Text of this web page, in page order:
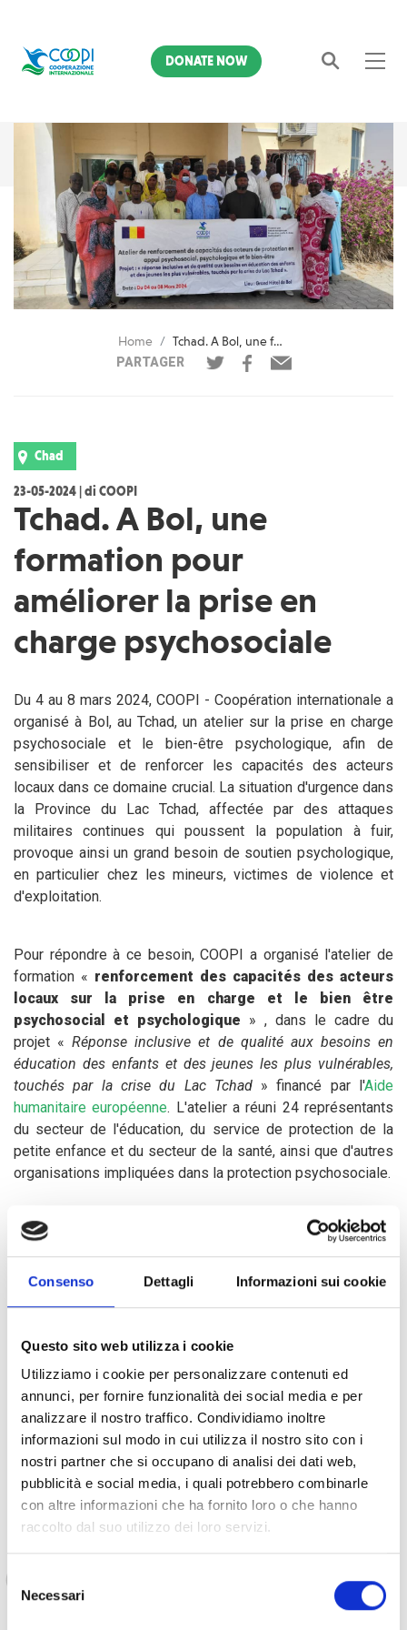
Consenso Dettagli Informazioni sui cookie
Questo sito web utilizza i cookie
Utilizziamo i cookie per personalizzare contenuti ed
annunci, per fornire funzionalità dei social media e per
analizzare il nostro traffico. Condividiamo inoltre
informazioni sul modo in cui utilizza il nostro sito con i
nostri partner che si occupano di analisi dei dati web,
pubblicità e social media, i quali potrebbero combinarle
con altre informazioni che ha fornito loro o che hanno
raccolto dal suo utilizzo dei loro servizi.
Selezione
delNecessari
Search
DONATE NOW
Home
Tchad. A Bol, une formation pour améliorer la prise en charge psychosociale
PARTAGER
Chad
23-05-2024 | di COOPI
Tchad. A Bol, une
formation pour
améliorer la prise en
charge psychosociale
Du 4 au 8 mars 2024, COOPI - Coopération internationale a
organisé à Bol, au Tchad, un atelier sur la prise en charge
psychosociale et le bien-être psychologique, afin de
sensibiliser et de renforcer les capacités des acteurs
locaux dans ce domaine crucial. La situation d'urgence dans
la Province du Lac Tchad, affectée par des attaques
militaires continues qui poussent la population à fuir,
provoque ainsi un grand besoin de soutien psychologique,
en particulier chez les mineurs, victimes de violence et
d'exploitation.
Pour répondre à ce besoin, COOPI a organisé l'atelier de
formation « renforcement des capacités des acteurs
locaux sur la prise en charge et le bien être
psychosocial et psychologique » , dans le cadre du
projet « Réponse inclusive et de qualité aux besoins en
éducation des enfants et des jeunes les plus vulnérables,
touchés par la crise du Lac Tchad» financé par l'Aide
humanitaire européenne. L'atelier a réuni 24 représentants
du secteur de l'éducation, du service de protection de la
petite enfance et du secteur de la santé, ainsi que d'autres
organisations impliquées dans la protection psychosociale.
La formation a été dispensée par un consultant
international, dans le but d'améliorer les pratiques de
prise en charge psychosociale et psychologique au
traumatisants qui leur ont causé des difficultés
Le délégué provincial de l'éducation nationale et de la
promotion civile du Lac a salué le soutien de COOPI et du
Service d'aide humanitaire de l'Union européenne (ECHO) :
en difficulté, ce qui améliorera grandement